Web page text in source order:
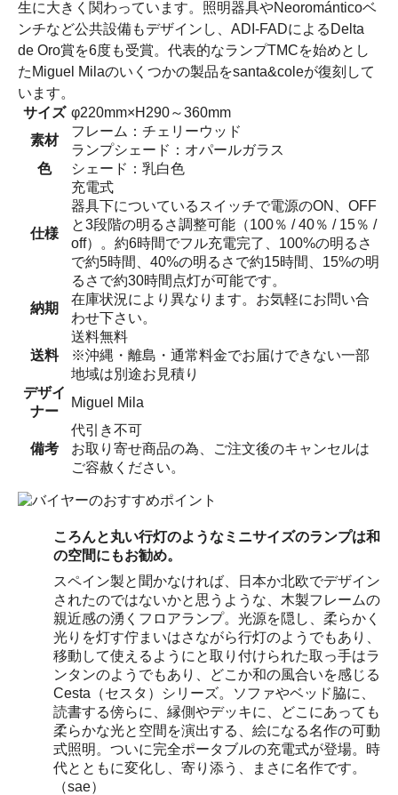
生に大きく関わっています。照明器具やNeorománticoベ
ンチなど公共設備もデザインし、ADI-FADによるDelta
de Oro賞を6度も受賞。代表的なランプTMCを始めとし
たMiguel Milaのいくつかの製品をsanta&coleが復刻して
います。
サイズ φ220mm×H290～360mm
素材
フレーム：チェリーウッド
ランプシェード：オパールガラス
色
シェード：乳白色
仕様
充電式
器具下についているスイッチで電源のON、OFF
と3段階の明るさ調整可能（100％ / 40％ / 15％ /
off）。約6時間でフル充電完了、100%の明るさ
で約5時間、40%の明るさで約15時間、15%の明
るさで約30時間点灯が可能です。
納期
在庫状況により異なります。お気軽にお問い合
わせ下さい。
送料
送料無料
※沖縄・離島・通常料金でお届けできない一部
地域は別途お見積り
デザイ
ナー
Miguel Mila
備考
代引き不可
お取り寄せ商品の為、ご注文後のキャンセルは
ご容赦ください。
ころんと丸い行灯のようなミニサイズのランプは和
の空間にもお勧め。
スペイン製と聞かなければ、日本か北欧でデザイン
されたのではないかと思うような、木製フレームの
親近感の湧くフロアランプ。光源を隠し、柔らかく
光りを灯す佇まいはさながら行灯のようでもあり、
移動して使えるようにと取り付けられた取っ手はラ
ンタンのようでもあり、どこか和の風合いを感じる
Cesta（セスタ）シリーズ。ソファやベッド脇に、
読書する傍らに、縁側やデッキに、どこにあっても
柔らかな光と空間を演出する、絵になる名作の可動
式照明。ついに完全ポータブルの充電式が登場。時
代とともに変化し、寄り添う、まさに名作です。
（sae）